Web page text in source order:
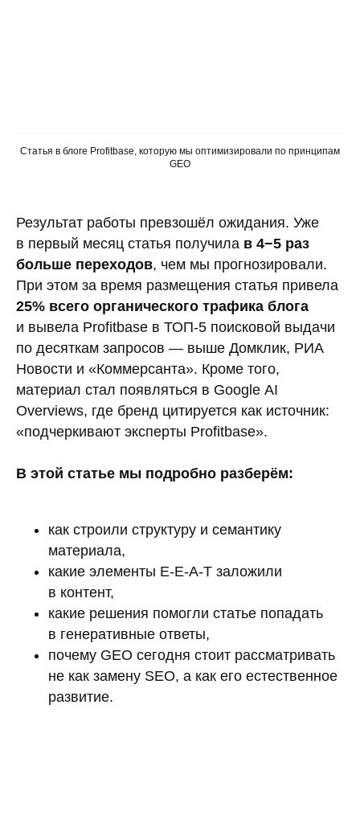
Статья в блоге Profitbase, которую мы оптимизировали по принципам
GEO
Результат работы превзошёл ожидания. Уже
в первый месяц статья получила в 4−5 раз
больше переходов, чем мы прогнозировали.
При этом за время размещения статья привела
25% всего органического трафика блога
и вывела Profitbase в ТОП-5 поисковой выдачи
по десяткам запросов — выше Домклик, РИА
Новости и «Коммерсанта». Кроме того,
материал стал появляться в Google AI
Overviews, где бренд цитируется как источник:
«подчеркивают эксперты Profitbase».
В этой статье мы подробно разберём:
как строили структуру и семантику
материала,
какие элементы E-E-A-T заложили
в контент,
какие решения помогли статье попадать
в генеративные ответы,
почему GEO сегодня стоит рассматривать
не как замену SEO, а как его естественное
развитие.